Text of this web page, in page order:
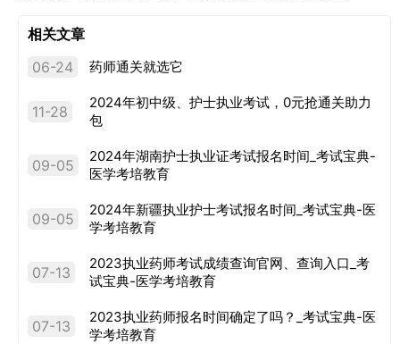
相关文章
06-24
药师通关就选它
11-28
2024年初中级、护士执业考试，0元抢通关助力
包
09-05
2024年湖南护士执业证考试报名时间_考试宝典-
医学考培教育
09-05
2024年新疆执业护士考试报名时间_考试宝典-医
学考培教育
07-13
2023执业药师考试成绩查询官网、查询入口_考
试宝典-医学考培教育
07-13
2023执业药师报名时间确定了吗？_考试宝典-医
学考培教育